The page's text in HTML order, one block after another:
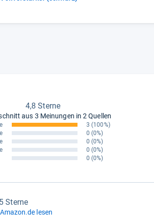
4,8 Sterne
aus 3 Meinungen in 2 Quellen
3 (100%)
0 (0%)
0 (0%)
0 (0%)
0 (0%)
Sterne
lesen